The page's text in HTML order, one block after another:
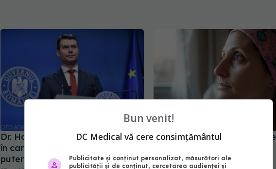
Dr. Horațiu Moldovan: 2025, anul
în care vaccinarea revine
puternic în România
Peste 95% dintre cazurile de
cauzate de HPV
Bun venit!
DC Medical vă cere consimțământul
Publicitate și conținut personalizat, măsurători ale
publicității și de conținut, cercetarea audienței și